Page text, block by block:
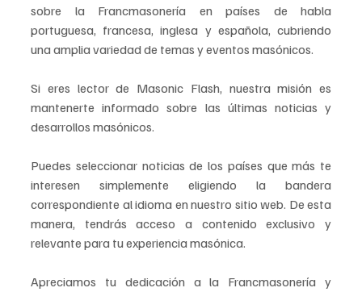
sobre la Francmasonería en países de habla
portuguesa, francesa, inglesa y española, cubriendo
una amplia variedad de temas y eventos masónicos.
Si eres lector de Masonic Flash, nuestra misión es
mantenerte informado sobre las últimas noticias y
desarrollos masónicos.
Puedes seleccionar noticias de los países que más te
interesen simplemente eligiendo la bandera
correspondiente al idioma en nuestro sitio web. De esta
manera, tendrás acceso a contenido exclusivo y
relevante para tu experiencia masónica.
Apreciamos tu dedicación a la Francmasonería y